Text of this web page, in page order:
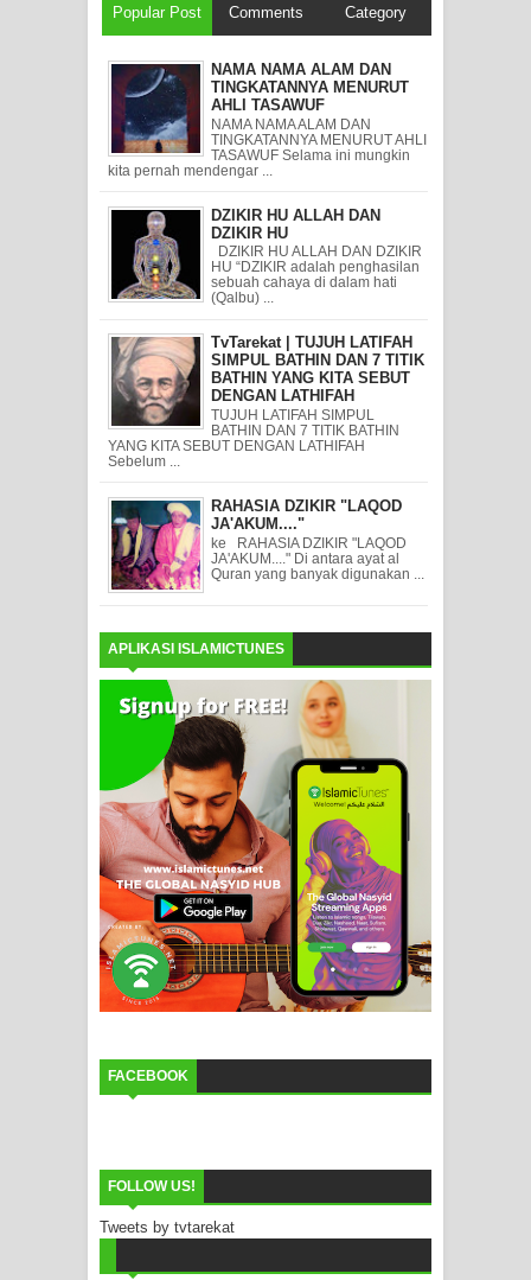
Popular Post Comments Category
NAMA NAMA ALAM DAN
TINGKATANNYA MENURUT
AHLI TASAWUF
NAMA NAMA ALAM DAN
TINGKATANNYA MENURUT AHLI
TASAWUF Selama ini mungkin
kita pernah mendengar ...
DZIKIR HU ALLAH DAN
DZIKIR HU
DZIKIR HU ALLAH DAN DZIKIR
HU “DZIKIR adalah penghasilan
sebuah cahaya di dalam hati
(Qalbu) ...
TvTarekat | TUJUH LATIFAH
SIMPUL BATHIN DAN 7 TITIK
BATHIN YANG KITA SEBUT
DENGAN LATHIFAH
TUJUH LATIFAH SIMPUL
BATHIN DAN 7 TITIK BATHIN
YANG KITA SEBUT DENGAN LATHIFAH
Sebelum ...
RAHASIA DZIKIR "LAQOD
JA'AKUM...."
ke RAHASIA DZIKIR "LAQOD
JA'AKUM...." Di antara ayat al
Quran yang banyak digunakan ...
APLIKASI ISLAMICTUNES
FACEBOOK
FOLLOW US!
Tweets by tvtarekat